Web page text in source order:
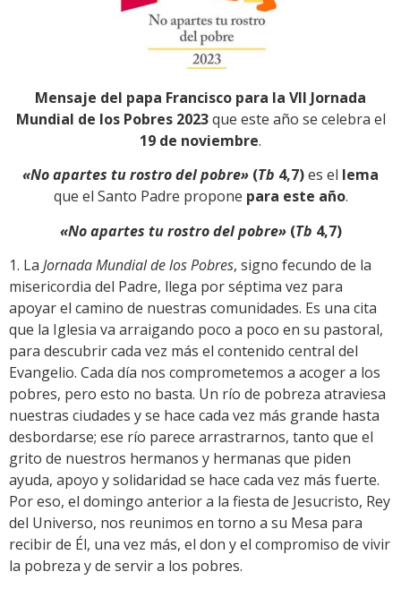
Mensaje del papa Francisco para la VII Jornada
Mundial de los Pobres 2023 que este año se celebra el
19 de noviembre.
«No apartes tu rostro del pobre» (Tb 4,7)es el lema
que el Santo Padre propone para este año.
«No apartes tu rostro del pobre» (Tb 4,7)
1. La Jornada Mundial de los Pobres, signo fecundo de la
misericordia del Padre, llega por séptima vez para
apoyar el camino de nuestras comunidades. Es una cita
que la Iglesia va arraigando poco a poco en su pastoral,
para descubrir cada vez más el contenido central del
Evangelio. Cada día nos comprometemos a acoger a los
pobres, pero esto no basta. Un río de pobreza atraviesa
nuestras ciudades y se hace cada vez más grande hasta
desbordarse; ese río parece arrastrarnos, tanto que el
grito de nuestros hermanos y hermanas que piden
ayuda, apoyo y solidaridad se hace cada vez más fuerte.
Por eso, el domingo anterior a la fiesta de Jesucristo, Rey
del Universo, nos reunimos en torno a su Mesa para
recibir de Él, una vez más, el don y el compromiso de vivir
la pobreza y de servir a los pobres.